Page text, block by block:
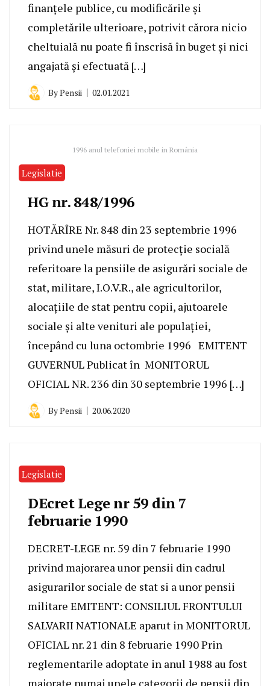
finanţele publice, cu modificările şi
completările ulterioare, potrivit cărora nicio
cheltuială nu poate fi înscrisă în buget şi nici
angajată şi efectuată […]
ByPensii 02.01.2021
1996 anul telefoniei mobile in România
Legislatie
HG nr. 848/1996
HOTĂRÎRE Nr. 848 din 23 septembrie 1996
privind unele măsuri de protecţie socială
referitoare la pensiile de asigurări sociale de
stat, militare, I.O.V.R., ale agricultorilor,
alocaţiile de stat pentru copii, ajutoarele
sociale şi alte venituri ale populaţiei,
începând cu luna octombrie 1996 EMITENT
GUVERNUL Publicat în MONITORUL
OFICIAL NR. 236 din 30 septembrie 1996 […]
ByPensii 20.06.2020
Legislatie
DEcret Lege nr 59 din 7
februarie 1990
DECRET-LEGE nr. 59 din 7 februarie 1990
privind majorarea unor pensii din cadrul
asigurarilor sociale de stat si a unor pensii
militare EMITENT: CONSILIUL FRONTULUI
SALVARII NATIONALE aparut in MONITORUL
OFICIAL nr. 21 din 8 februarie 1990 Prin
reglementarile adoptate in anul 1988 au fost